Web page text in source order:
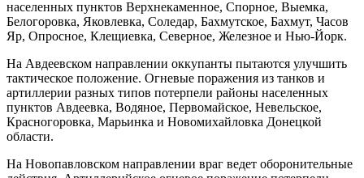
населенных пунктов Верхнекаменное, Спорное, Выемка,
Белогоровка, Яковлевка, Соледар, Бахмутское, Бахмут, Часов
Яр, Опросное, Клещиевка, Северное, Железное и Нью-Йорк.
На Авдеевском направлении оккупанты пытаются улучшить
тактическое положение. Огневые поражения из танков и
артиллерии разных типов потерпели районы населенных
пунктов Авдеевка, Водяное, Первомайское, Невельское,
Красногоровка, Марьинка и Новомихайловка Донецкой
области.
На Новопавловском направлении враг ведет оборонительные